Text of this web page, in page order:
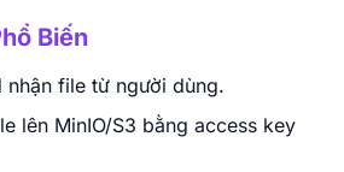
Biến
nhận file từ người dùng.
lên MinIO/S3 bằng access key